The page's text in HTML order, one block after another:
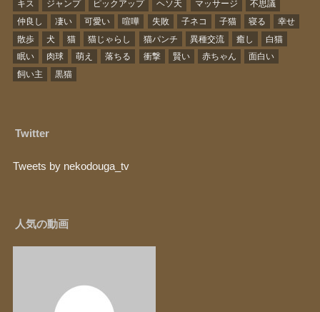
キス
ジャンプ ピックアップ ヘソ天 マッサージ
不思議
仲良し
凄い 可愛い 喧嘩 失敗 子ネコ 子猫 寝る
幸せ
散歩
犬 猫 猫じゃらし 猫パンチ 異種交流 癒し
白猫
眠い
肉球 萌え 落ちる 衝撃 賢い 赤ちゃん
面白い
飼い主
黒猫
Twitter
Tweets by nekodouga_tv
人気の動画